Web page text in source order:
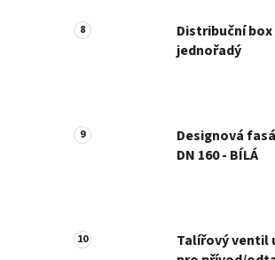
Distribuční box
jednořadý
Designová
DN 160 - BÍLÁ
Talířový ventil